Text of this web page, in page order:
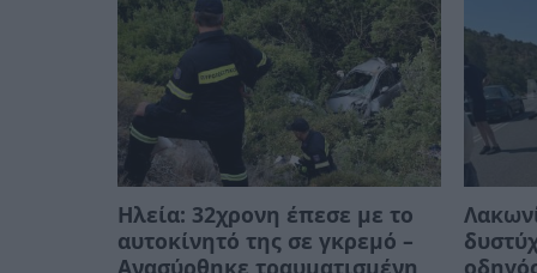
Ηλεία: 32χρονη έπεσε με το
αυτοκίνητό της σε γκρεμό –